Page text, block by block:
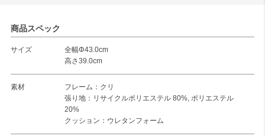
商品スペック
サイズ
全幅Φ43.0cm
高さ39.0cm
素材
フレーム：クリ
張り地：リサイクルポリエステル 80%, ポリエステル
20%
クッション：ウレタンフォーム